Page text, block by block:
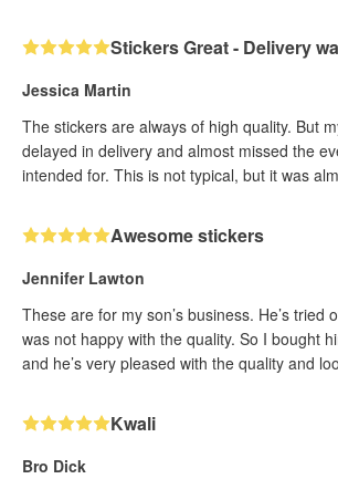
Stickers Great - Delivery
Jessica Martin
The stickers are always of high quality. But
delayed in delivery and almost missed the
intended for. This is not typical, but it was
Awesome stickers
Jennifer Lawton
These are for my son’s business. He’s tried
was not happy with the quality. So I bought
and he’s very pleased with the quality and
Kwali
Bro Dick